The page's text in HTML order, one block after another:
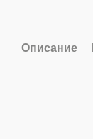
Описание